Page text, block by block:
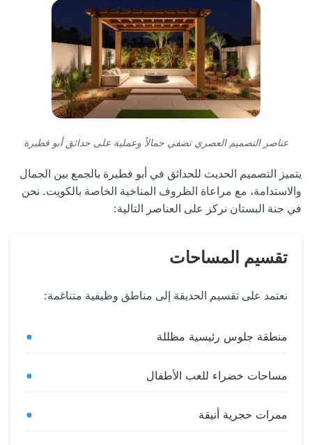
عناصر التصميم العصري تضفي جمالاً وعملية على حدائق أبو فطيرة
يتميز التصميم الحديث للحدائق في أبو فطيرة بالجمع بين الجمال
والاستدامة، مع مراعاة الظروف المناخية الخاصة بالكويت. نحن
في جنة البستان نركز على العناصر التالية:
تقسيم المساحات
نعتمد على تقسيم الحديقة إلى مناطق وظيفية متناغمة:
منطقة جلوس رئيسية مظللة
مساحات خضراء للعب الأطفال
ممرات حجرية أنيقة